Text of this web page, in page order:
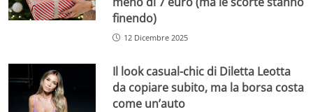
finendo)
12 Dicembre 2025
Il look casual-chic di Diletta Leotta
da copiare subito, ma la borsa costa
come un’auto